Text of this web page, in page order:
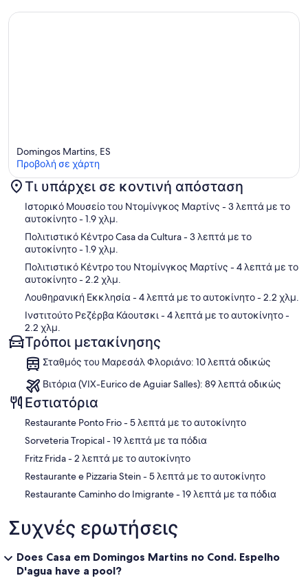
Χάρτης
Domingos Martins, ES
Προβολή σε χάρτη
Τι υπάρχει σε κοντινή απόσταση
Ιστορικό Μουσείο του Ντομίνγκος Μαρτίνς - 3 λεπτά με το
αυτοκίνητο- 1.9 χλμ.
Πολιτιστικό Κέντρο Casa da Cultura- 3 λεπτά με το
αυτοκίνητο- 1.9 χλμ.
Πολιτιστικό Κέντρο του Ντομίνγκος Μαρτίνς - 4 λεπτά με το
αυτοκίνητο- 2.2 χλμ.
Λουθηρανική Εκκλησία- 4 λεπτά με το αυτοκίνητο- 2.2 χλμ.
Ινστιτούτο Ρεζέρβα Κάουτσκι- 4 λεπτά με το αυτοκίνητο-
2.2 χλμ.
Τρόποι μετακίνησης
Σταθμός του Μαρεσάλ Φλοριάνο: 10 λεπτά οδικώς
Βιτόρια (VIX-Eurico de Aguiar Salles): 89 λεπτά οδικώς
Εστιατόρια
‪Restaurante Ponto Frio - ‬5 λεπτά με το αυτοκίνητο
‪Sorveteria Tropical - ‬19 λεπτά με τα πόδια
‪Fritz Frida - ‬2 λεπτά με το αυτοκίνητο
‪Restaurante e Pizzaria Stein - ‬5 λεπτά με το αυτοκίνητο
‪Restaurante Caminho do Imigrante - ‬19 λεπτά με τα πόδια
Συχνές ερωτήσεις
Does Casa em Domingos Martins no Cond. Espelho
D'agua have a pool?